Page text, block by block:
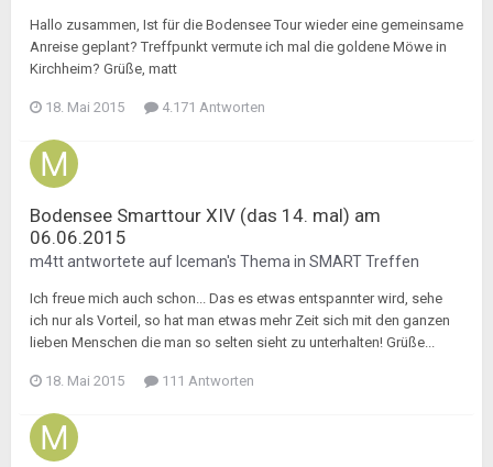
Hallo zusammen, Ist für die Bodensee Tour wieder eine gemeinsame
Anreise geplant? Treffpunkt vermute ich mal die goldene Möwe in
Kirchheim? Grüße, matt
18. Mai 2015 4.171 Antworten
Bodensee Smarttour XIV (das 14. mal) am
06.06.2015
m4ttantwortete auf Iceman's Thema in SMART Treffen
Ich freue mich auch schon... Das es etwas entspannter wird, sehe
ich nur als Vorteil, so hat man etwas mehr Zeit sich mit den ganzen
lieben Menschen die man so selten sieht zu unterhalten! Grüße...
18. Mai 2015 111 Antworten